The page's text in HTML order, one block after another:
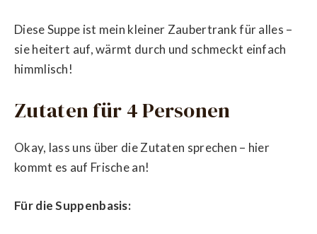
Diese Suppe ist mein kleiner Zaubertrank für alles –
sie heitert auf, wärmt durch und schmeckt einfach
himmlisch!
Zutaten für 4 Personen
Okay, lass uns über die Zutaten sprechen – hier
kommt es auf Frische an!
Für die Suppenbasis: